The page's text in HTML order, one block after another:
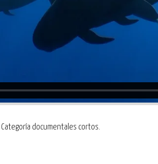
Categoría documentales cortos.